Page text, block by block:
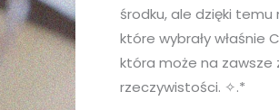
środku, ale dzięki
które wybrały
która może na zawsze
rzeczywistości. ✧.*